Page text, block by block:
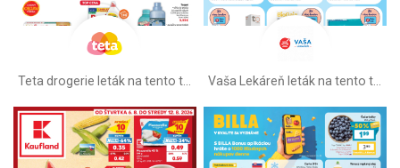
Teta drogerie leták na tento týždeň Vaša Lekáreň leták na tento týždeň